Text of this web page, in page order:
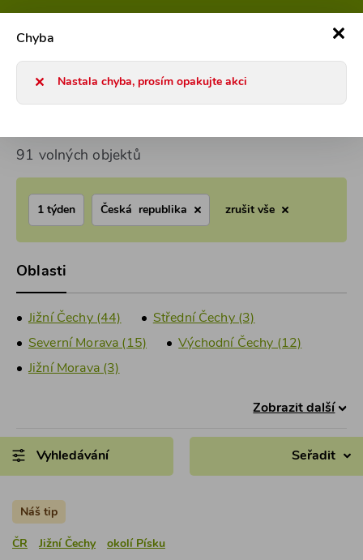
91 volných objektů
1 týden Česká republika zrušit vše
Oblasti
Jižní Čechy (44)
Střední Čechy (3)
Severní Morava (15)
Východní Čechy (12)
Jižní Morava (3)
Zobrazit další
Vyhledávání Seřadit
Náš tip
ČR Jižní Čechy okolí Písku
Chyba
Nastala chyba, prosím opakujte akci